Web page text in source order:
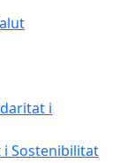
i
i Sostenibilitat